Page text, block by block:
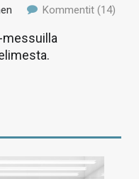
Kommentit (14)